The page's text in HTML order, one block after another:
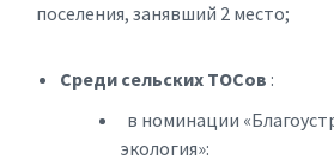
поселения, занявший 2 место;
Среди сельских ТОСов :
в номинации
экология»: